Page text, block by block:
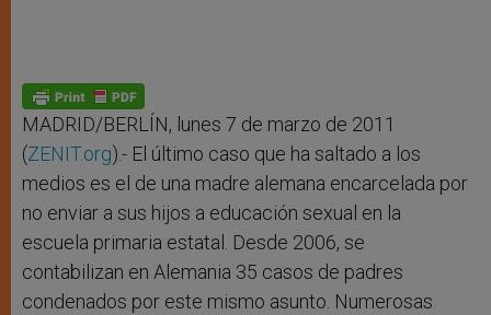
MADRID/BERLÍN, lunes 7 de marzo de 2011
(ZENIT.org).- El último caso que ha saltado a los
medios es el de una madre alemana encarcelada por
no enviar a sus hijos a educación sexual en la
escuela primaria estatal. Desde 2006, se
contabilizan en Alemania 35 casos de padres
condenados por este mismo asunto. Numerosas